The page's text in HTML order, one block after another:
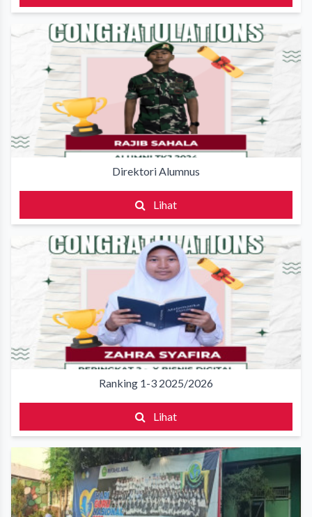
Direktori Alumnus
Lihat
Ranking 1-3 2025/2026
Lihat